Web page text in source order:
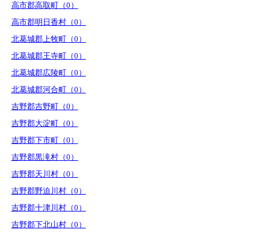
高市郡高取町（0）
高市郡明日香村（0）
北葛城郡上牧町（0）
北葛城郡王寺町（0）
北葛城郡広陵町（0）
北葛城郡河合町（0）
吉野郡吉野町（0）
吉野郡大淀町（0）
吉野郡下市町（0）
吉野郡黒滝村（0）
吉野郡天川村（0）
吉野郡野迫川村（0）
吉野郡十津川村（0）
吉野郡下北山村（0）